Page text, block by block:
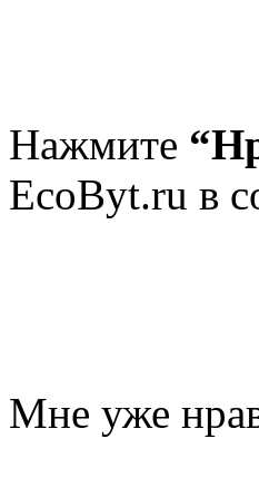
Нажмите
EcoByt.ru в
Мне уже